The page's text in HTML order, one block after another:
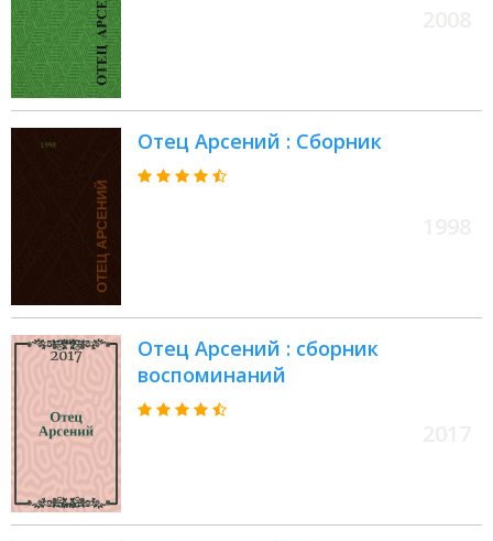
Отец Арсений : Сборник
Отец Арсений : сборник
воспоминаний